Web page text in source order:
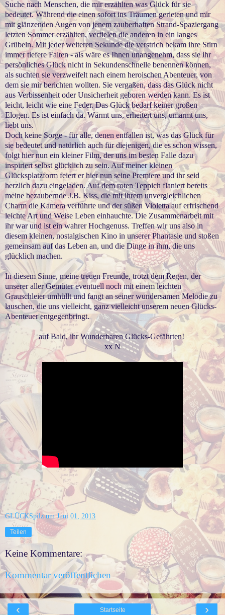
Suche nach Menschen, die mir erzählten was Glück für sie
bedeutet. Während die einen sofort ins Träumen gerieten und mir
mit glänzenden Augen von jenem zauberhaften Strand-Spaziergang
letzten Sommer erzählten, verfielen die anderen in ein langes
Grübeln. Mit jeder weiteren Sekunde die verstrich bekam ihre Stirn
immer tiefere Falten - als wäre es Ihnen unangenehm, dass sie ihr
persönliches Glück nicht in Sekundenschnelle benennen können,
als suchten sie verzweifelt nach einem heroischen Abenteuer, von
dem sie mir berichten wollten. Sie vergaßen, dass das Glück nicht
aus Verbissenheit oder Unsicherheit geboren werden kann. Es ist
leicht, leicht wie eine Feder. Das Glück bedarf keiner großen
Elogen. Es ist einfach da. Wärmt uns, erheitert uns, umarmt uns,
liebt uns.
Doch keine Sorge - für alle, denen entfallen ist, was das Glück für
sie bedeutet und natürlich auch für diejenigen, die es schon wissen,
folgt hier nun ein kleiner Film, der uns im besten Falle dazu
inspiriert selbst glücklich zu sein. Auf meiner kleinen
Glücksplatzform feiert er hier nun seine Premiere und ihr seid
herzlich dazu eingeladen. Auf dem roten Teppich flaniert bereits
meine bezaubernde J.B. Kiss, die mit ihrem unvergleichlichen
Charm die Kamera verführte und der süßen Violetta auf erfrischend
leichte Art und Weise Leben einhauchte. Die Zusammenarbeit mit
ihr war und ist ein wahrer Hochgenuss. Treffen wir uns also in
diesem kleinen, nostalgischen Kino in unserer Phantasie und stoßen
gemeinsam auf das Leben an, und die Dinge in ihm, die uns
glücklich machen.
In diesem Sinne, meine treuen Freunde, trotzt dem Regen, der
unserer aller Gemüter eventuell noch mit einem leichten
Grauschleier umhüllt und fangt an seiner wundersamen Melodie zu
lauschen, die uns vielleicht, ganz vielleicht unserem neuen Glücks-
Abenteuer entgegenbringt.
auf Bald, ihr Wunderbaren Glücks-Gefährten!
xx N
GLÜCKSpilz umJuni 01, 2013
Teilen
Keine Kommentare:
Kommentar veröffentlichen
‹ ›
Startseite